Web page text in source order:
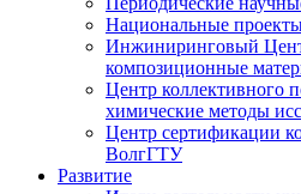
Национальные
Инжиниринговый
композиционные
Центр коллективного
химические методы
Центр сертификации
ВолгГТУ
Развитие